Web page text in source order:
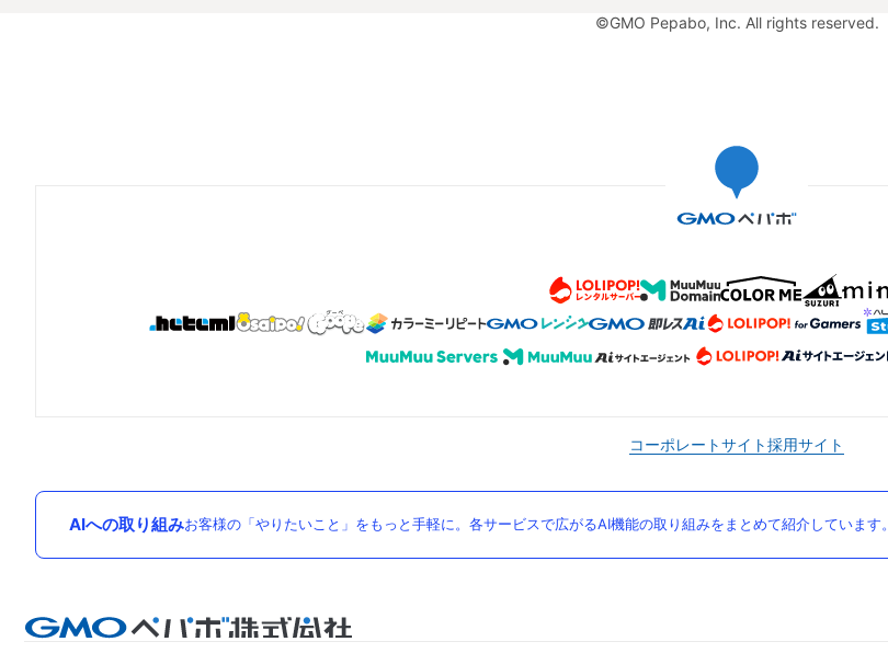
©GMO Pepabo, Inc. All rights reserved.
コーポレートサイト採用サイト
AIへの取り組みお客様の「やりたいこと」をもっと手軽に。各サービスで広がるAI機能の取り組みをまとめて紹介しています。